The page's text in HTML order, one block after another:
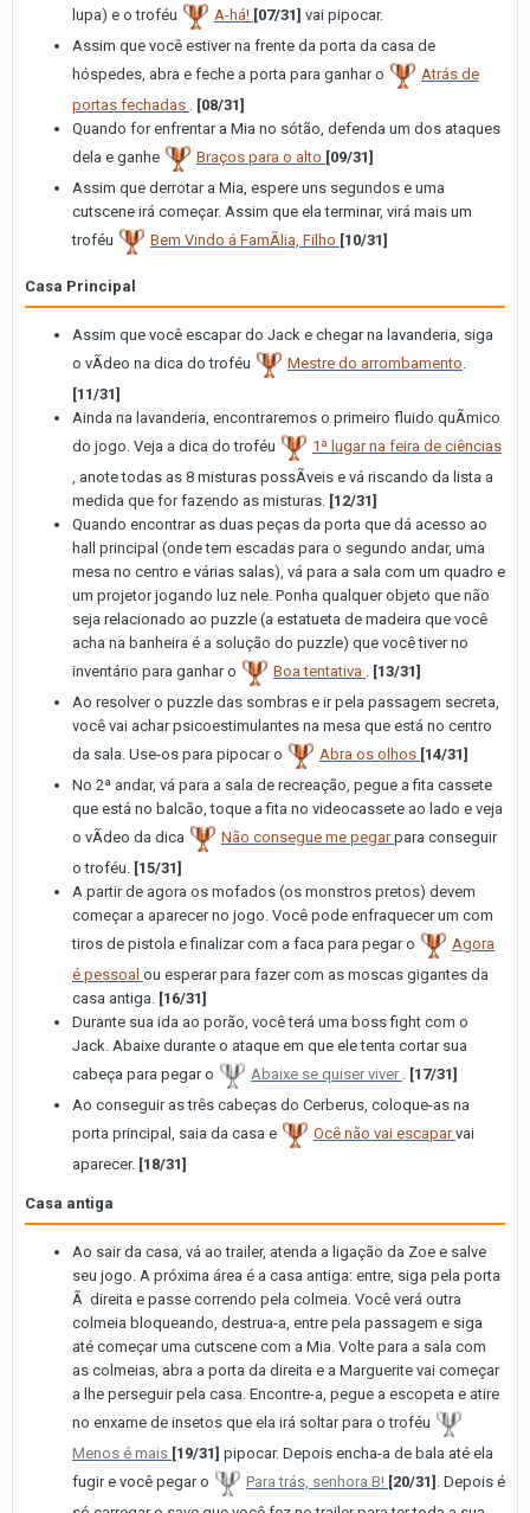
lupa) e o troféu
A-há! [07/31] vai pipocar.
Assim que você estiver na frente da porta da casa de
hóspedes, abra e feche a porta para ganhar o
Atrás de
portas fechadas . [08/31]
Quando for enfrentar a Mia no sótão, defenda um dos ataques
dela e ganhe
Braços para o alto [09/31]
Assim que derrotar a Mia, espere uns segundos e uma
cutscene irá começar. Assim que ela terminar, virá mais um
troféu
Bem Vindo á FamÃ­lia, Filho [10/31]
Casa Principal
Assim que você escapar do Jack e chegar na lavanderia, siga
o vÃ­deo na dica do troféu
Mestre do arrombamento.
[11/31]
Ainda na lavanderia, encontraremos o primeiro fluido quÃ­mico
do jogo. Veja a dica do troféu
1ª lugar na feira de ciências
, anote todas as 8 misturas possÃ­veis e vá riscando da lista a
medida que for fazendo as misturas. [12/31]
Quando encontrar as duas peças da porta que dá acesso ao
hall principal (onde tem escadas para o segundo andar, uma
mesa no centro e várias salas), vá para a sala com um quadro e
um projetor jogando luz nele. Ponha qualquer objeto que não
seja relacionado ao puzzle (a estatueta de madeira que você
acha na banheira é a solução do puzzle) que você tiver no
inventário para ganhar o
Boa tentativa . [13/31]
Ao resolver o puzzle das sombras e ir pela passagem secreta,
você vai achar psicoestimulantes na mesa que está no centro
da sala. Use-os para pipocar o
Abra os olhos [14/31]
No 2ª andar, vá para a sala de recreação, pegue a fita cassete
que está no balcão, toque a fita no videocassete ao lado e veja
o vÃ­deo da dica
Não consegue me pegarpara conseguir
o troféu. [15/31]
A partir de agora os mofados (os monstros pretos) devem
começar a aparecer no jogo. Você pode enfraquecer um com
tiros de pistola e finalizar com a faca para pegar o
Agora
é pessoal ou esperar para fazer com as moscas gigantes da
casa antiga. [16/31]
Durante sua ida ao porão, você terá uma boss fight com o
Jack. Abaixe durante o ataque em que ele tenta cortar sua
cabeça para pegar o
Abaixe se quiser viver . [17/31]
Ao conseguir as três cabeças do Cerberus, coloque-as na
porta principal, saia da casa e
Ocê não vai escaparvai
aparecer. [18/31]
Casa antiga
Ao sair da casa, vá ao trailer, atenda a ligação da Zoe e salve
seu jogo. A próxima área é a casa antiga: entre, siga pela porta
Ã direita e passe correndo pela colmeia. Você verá outra
colmeia bloqueando, destrua-a, entre pela passagem e siga
até começar uma cutscene com a Mia. Volte para a sala com
as colmeias, abra a porta da direita e a Marguerite vai começar
a lhe perseguir pela casa. Encontre-a, pegue a escopeta e atire
no enxame de insetos que ela irá soltar para o troféu
Menos é mais [19/31] pipocar. Depois encha-a de bala até ela
fugir e você pegar o
Para trás, senhora B! [20/31] . Depois é